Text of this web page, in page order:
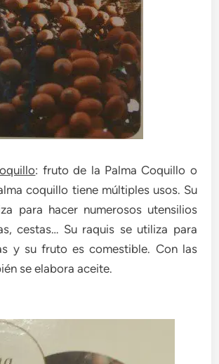
: fruto de la Palma Coquillo o
coquillo tiene múltiples usos. Su
para hacer numerosos utensilios
cestas… Su raquis se utiliza para
y su fruto es comestible. Con las
se elabora aceite.